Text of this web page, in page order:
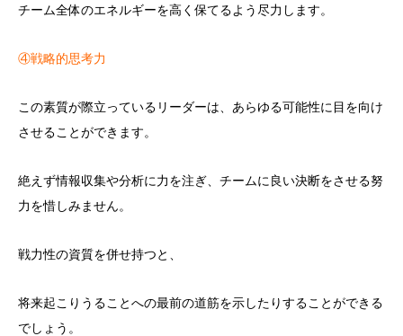
チーム全体のエネルギーを高く保てるよう尽力します。
④戦略的思考力
この素質が際立っているリーダーは、あらゆる可能性に目を向け
させることができます。
絶えず情報収集や分析に力を注ぎ、チームに良い決断をさせる努
力を惜しみません。
戦力性の資質を併せ持つと、
将来起こりうることへの最前の道筋を示したりすることができる
でしょう。